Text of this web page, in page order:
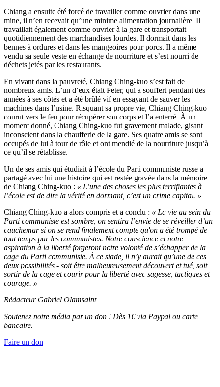
Chiang a ensuite été forcé de travailler comme ouvrier dans une
mine, il n’en recevait qu’une minime alimentation journalière. Il
travaillait également comme ouvrier à la gare et transportait
quotidiennement des marchandises lourdes. Il dormait dans les
bennes à ordures et dans les mangeoires pour porcs. Il a même
vendu sa seule veste en échange de nourriture et s’est nourri de
déchets jetés par les restaurants.
En vivant dans la pauvreté, Chiang Ching-kuo s’est fait de
nombreux amis. L’un d’eux était Peter, qui a souffert pendant des
années à ses côtés et a été brûlé vif en essayant de sauver les
machines dans l’usine. Risquant sa propre vie, Chiang Ching-kuo
courut vers le feu pour récupérer son corps et l’a enterré. À un
moment donné, Chiang Ching-kuo fut gravement malade, gisant
inconscient dans la chaufferie de la gare. Ses quatre amis se sont
occupés de lui à tour de rôle et ont mendié de la nourriture jusqu’à
ce qu’il se rétablisse.
Un de ses amis qui étudiait à l’école du Parti communiste russe a
partagé avec lui une histoire qui est restée gravée dans la mémoire
de Chiang Ching-kuo : « L’une des choses les plus terrifiantes à
l’école est de dire la vérité en dormant, c’est un crime capital. »
Chiang Ching-kuo a alors compris et a conclu : « La vie au sein du
Parti communiste est sombre, on sentira l’envie de se réveiller d’un
cauchemar si on se rend finalement compte qu'on a été trompé de
tout temps par les communistes. Notre conscience et notre
aspiration à la liberté forgeront notre volonté de s’échapper de la
cage du Parti communiste. À ce stade, il n’y aurait qu’une de ces
deux possibilités - soit être malheureusement découvert et tué, soit
sortir de la cage et courir pour la liberté avec sagesse, tactiques et
courage. »
RédacteurGabriel Olamsaint
Soutenez notre média par un don ! Dès 1€ via Paypal ou carte
bancaire.
Faire un don